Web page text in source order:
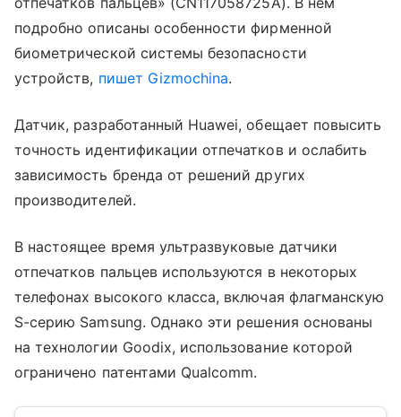
подробно описаны особенности фирменной
биометрической системы безопасности
устройств, пишет Gizmochina.
Датчик, разработанный Huawei, обещает повысить
точность идентификации отпечатков и ослабить
зависимость бренда от решений других
производителей.
В настоящее время ультразвуковые датчики
отпечатков пальцев используются в некоторых
телефонах высокого класса, включая флагманскую
S-серию Samsung. Однако эти решения основаны
на технологии Goodix, использование которой
ограничено патентами Qualcomm.